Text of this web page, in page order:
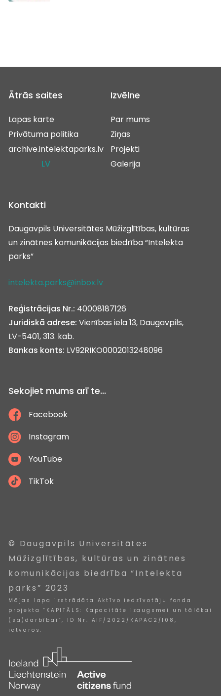
Ātrās saites
Lapas karte
Privātuma politika
archive.intelektaparks.lv
LV
Izvēlne
Par mums
Ziņas
Projekti
Galerija
Kontakti
Daugavpils Universitātes Mūžizglītības, kultūras
un zinātnes komunikācijas biedrība “Intelekta
parks”
intelekta.parks@inbox.lv
Reģistrācijas Nr.: 40008187126
Juridiskā adrese: Vienības iela 13, Daugavpils,
LV-5401, 313. kab.
Bankas konts: LV92RIKO0002013248096
Sekojiet mums arī te...
Facebook
Instagram
YouTube
TikTok
© Daugavpils Universitātes
Mūžizglītības, kultūras un zinātnes
komunikācijas biedrība “Intelekta
parks” 2023
Mājas lapa izstrādāta Aktīvo iedzīvotāju fonda
projekta “KAPITĀLS: Kapacitāte izaugsmei un tālākai
(sa)darbībai”, ID Nr. AIF/2022/KAPAC2/108,
ietvaros.